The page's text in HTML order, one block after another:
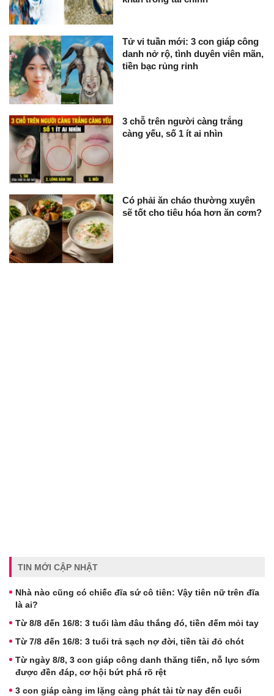
Tử vi tuần mới: 3 con giáp công
danh nở rộ, tình duyên viên mãn,
tiền bạc rủng rỉnh
3 chỗ trên người càng trắng
càng yếu, số 1 ít ai nhìn
Có phải ăn cháo thường xuyên
sẽ tốt cho tiêu hóa hơn ăn cơm?
TIN MỚI CẬP NHẬT
Nhà nào cũng có chiếc đĩa sứ cô tiên: Vậy tiên nữ trên đĩa
là ai?
Từ 8/8 đến 16/8: 3 tuổi làm đâu thắng đó, tiền đếm mỏi tay
Từ 7/8 đến 16/8: 3 tuổi trả sạch nợ đời, tiền tài đỏ chót
Từ ngày 8/8, 3 con giáp công danh thăng tiến, nỗ lực sớm
được đền đáp, cơ hội bứt phá rõ rệt
3 con giáp càng im lặng càng phát tài từ nay đến cuối